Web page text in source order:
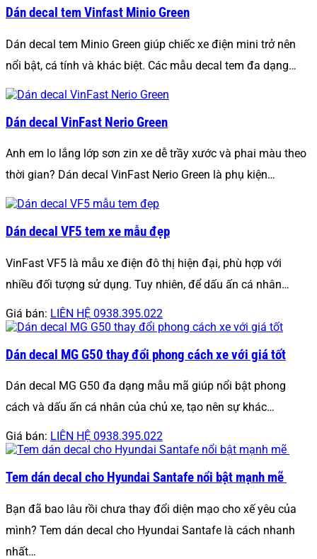
Dán decal tem Vinfast Minio Green
Dán decal tem Minio Green giúp chiếc xe điện mini trở nên
nổi bật, cá tính và khác biệt. Các mẫu decal tem đa dạng…
Dán decal VinFast Nerio Green
Anh em lo lắng lớp sơn zin xe dễ trầy xước và phai màu theo
thời gian? Dán decal VinFast Nerio Green là phụ kiện…
Dán decal VF5 tem xe mẫu đẹp
VinFast VF5 là mẫu xe điện đô thị hiện đại, phù hợp với
nhiều đối tượng sử dụng. Tuy nhiên, để dấu ấn cá nhân…
Giá bán: LIÊN HỆ 0938.395.022
Dán decal MG G50 thay đổi phong cách xe với giá tốt
Dán decal MG G50 đa dạng mẫu mã giúp nổi bật phong
cách và dấu ấn cá nhân của chủ xe, tạo nên sự khác…
Giá bán: LIÊN HỆ 0938.395.022
Tem dán decal cho Hyundai Santafe nổi bật mạnh mẽ
Bạn đã bao lâu rồi chưa thay đổi diện mạo cho xế yêu của
mình? Tem dán decal cho Hyundai Santafe là cách nhanh
nhất…